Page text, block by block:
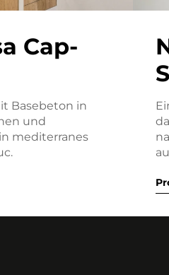
Cap-
Basebeton in
und
mediterranes